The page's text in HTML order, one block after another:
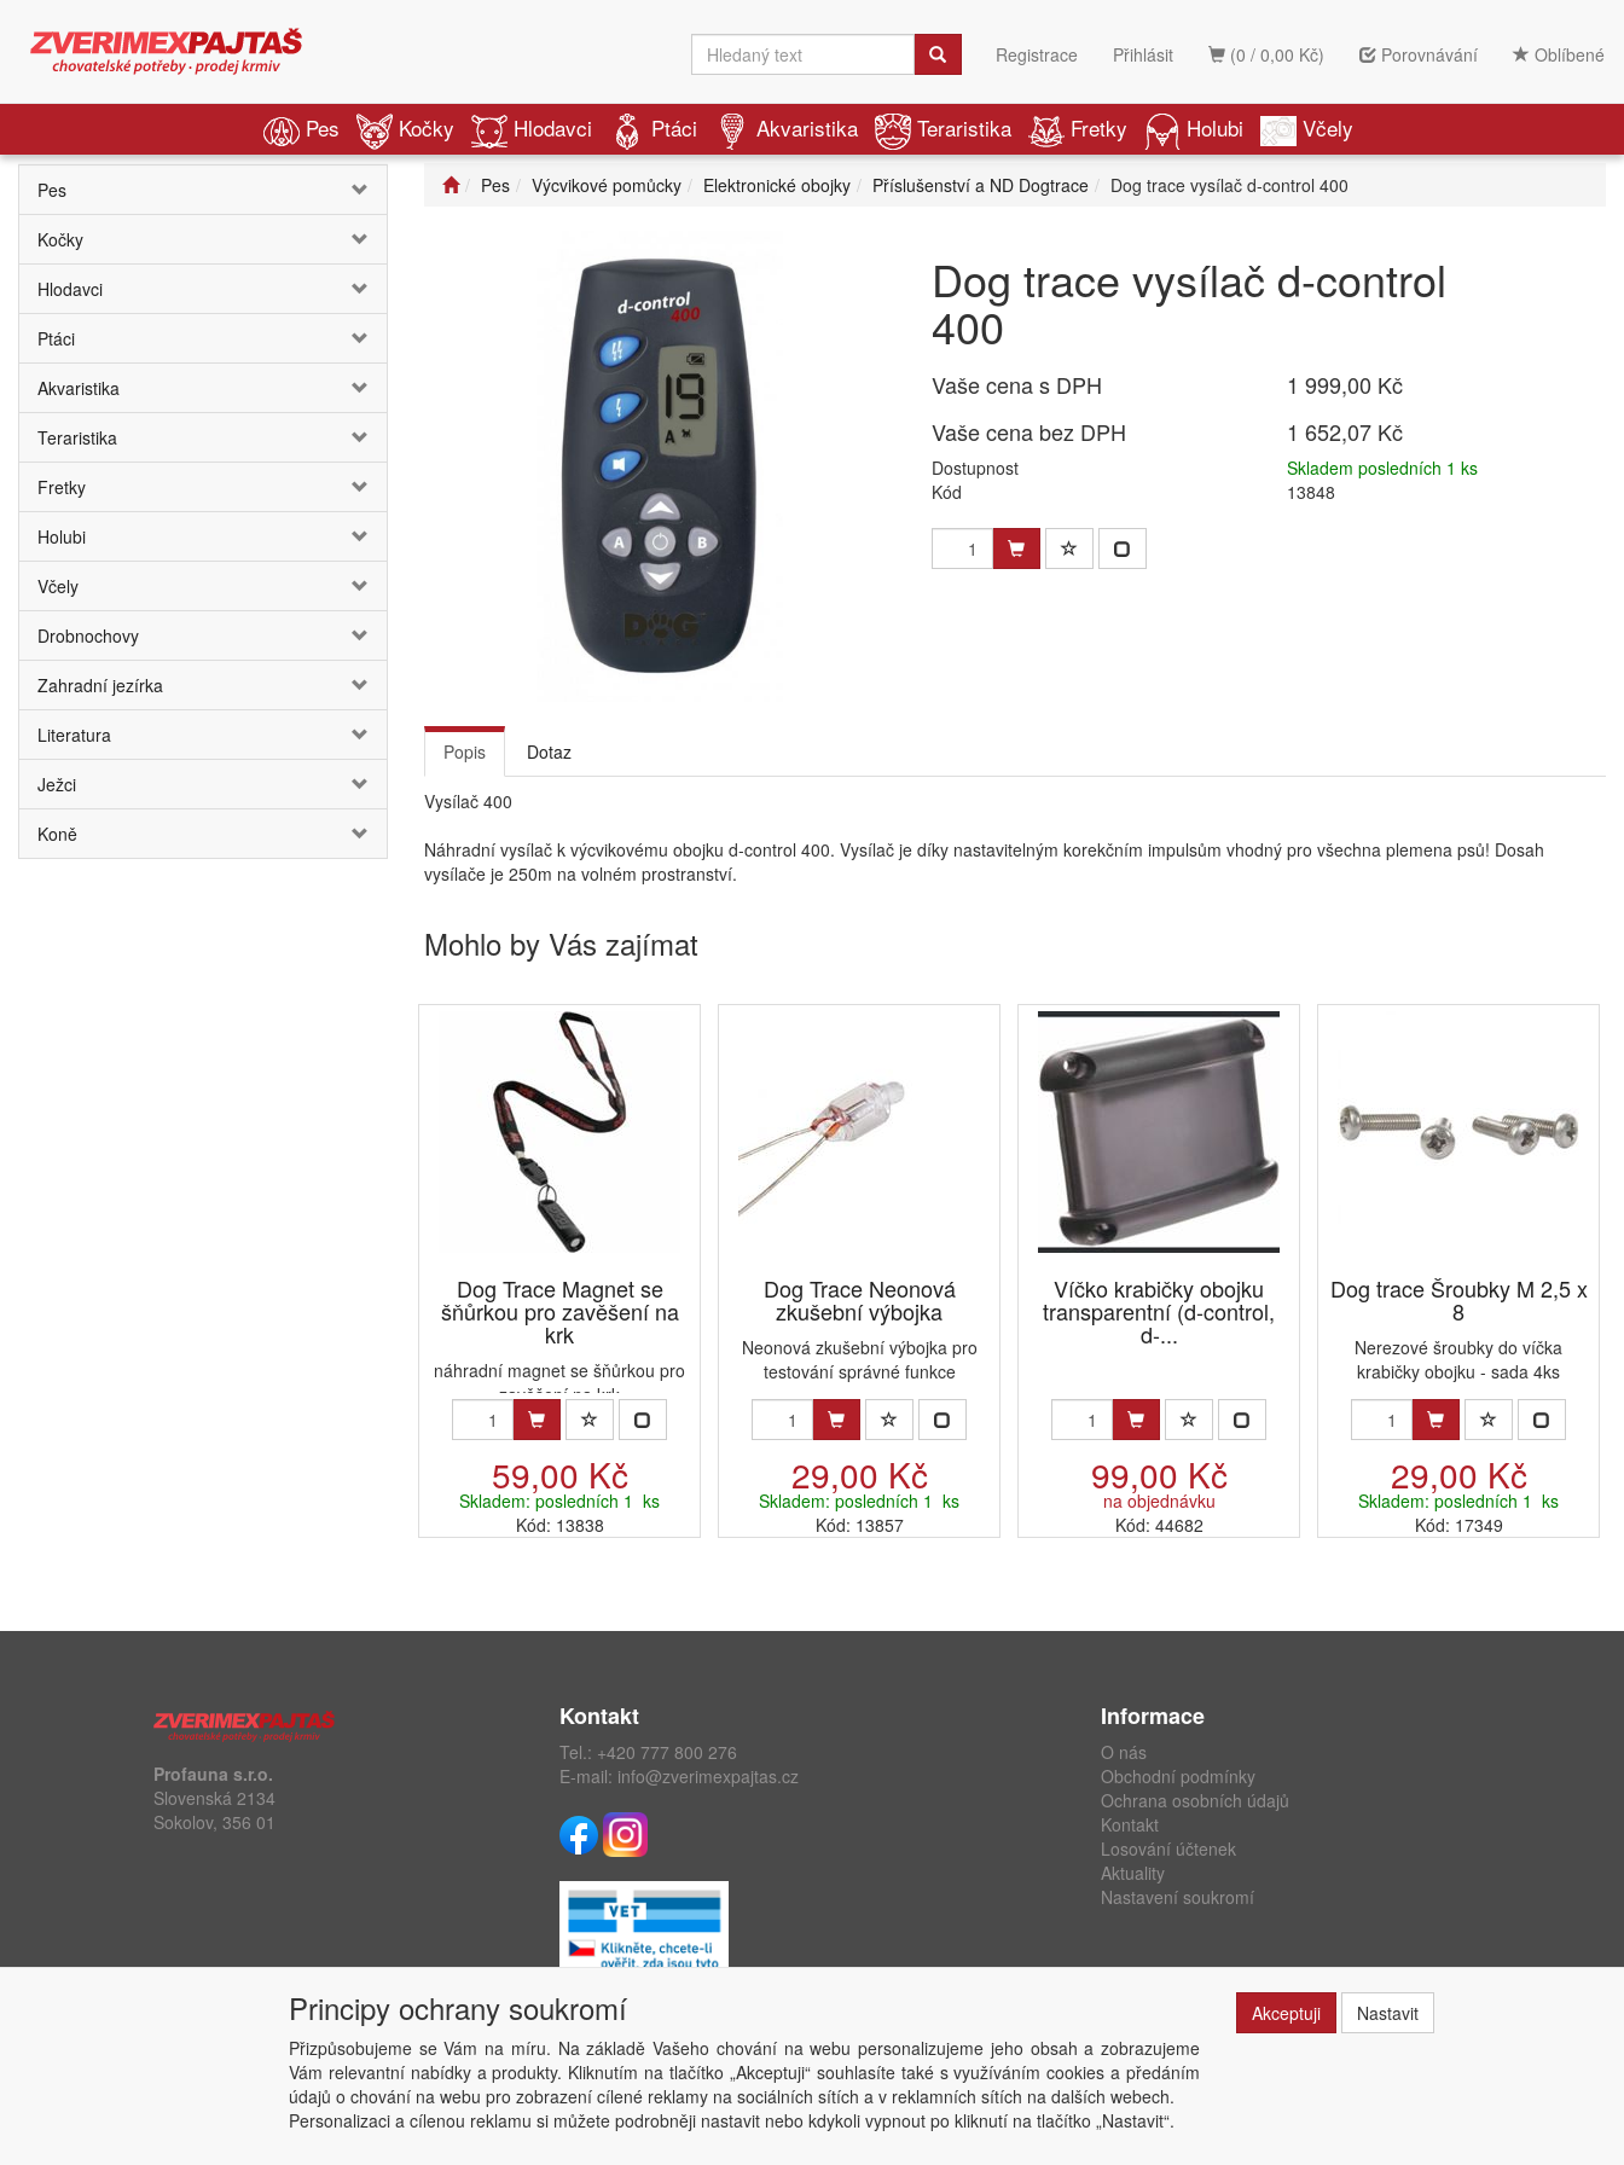
(0 / 0,00 Kč) Porovnávání Oblíbené
Registrace Přihlásit
Pes Kočky Hlodavci Ptáci Akvaristika Teraristika Fretky Holubi Včely
Pes
Kočky
Hlodavci
Ptáci
Akvaristika
Teraristika
Fretky
Holubi
Včely
Drobnochovy
Zahradní jezírka
Literatura
Ježci
Koně
Pes Výcvikové pomůcky Elektronické obojky Příslušenství a ND Dogtrace Dog trace vysílač d-control 400
Dog trace vysílač d-control
400
Vaše cena s DPH
1 999,00 Kč
Vaše cena bez DPH
1 652,07 Kč
Dostupnost
Skladem posledních 1 ks
Kód
13848
Popis Dotaz
Vysílač 400
Náhradní vysílač k výcvikovému obojku d-control 400. Vysílač je díky nastavitelným korekčním impulsům vhodný pro všechna plemena psů! Dosah
vysílače je 250m na volném prostranství.
Mohlo by Vás zajímat
Dog Trace Magnet se
šňůrkou pro zavěšení na
krk
náhradní magnet se šňůrkou pro
zavěšení na krk
59,00 Kč
Skladem: posledních 1 ks
Kód: 13838
Dog Trace Neonová
zkušební výbojka
Neonová zkušební výbojka pro
testování správné funkce
29,00 Kč
Skladem: posledních 1 ks
Kód: 13857
Víčko krabičky obojku
transparentní (d-control,
d-...
99,00 Kč
na objednávku
Kód: 44682
Dog trace Šroubky M 2,5 x
8
Nerezové šroubky do víčka
krabičky obojku - sada 4ks
29,00 Kč
Skladem: posledních 1 ks
Kód: 17349
Profauna s.r.o.
Slovenská 2134
Sokolov, 356 01
Kontakt
Tel.: +420 777 800 276
E-mail: info@zverimexpajtas.cz
Informace
O nás
Obchodní podmínky
Ochrana osobních údajů
Kontakt
Losování účtenek
Aktuality
Nastavení soukromí
Copyright © ABRA Software a.s. 2020
Principy ochrany soukromí
Přizpůsobujeme se Vám na míru. Na základě Vašeho chování na webu personalizujeme jeho obsah a zobrazujeme
Vám relevantní nabídky a produkty. Kliknutím na tlačítko „Akceptuji“ souhlasíte také s využíváním cookies a předáním
údajů o chování na webu pro zobrazení cílené reklamy na sociálních sítích a v reklamních sítích na dalších webech.
Personalizaci a cílenou reklamu si můžete podrobněji nastavit nebo kdykoli vypnout po kliknutí na tlačítko „Nastavit“.
Akceptuji Nastavit